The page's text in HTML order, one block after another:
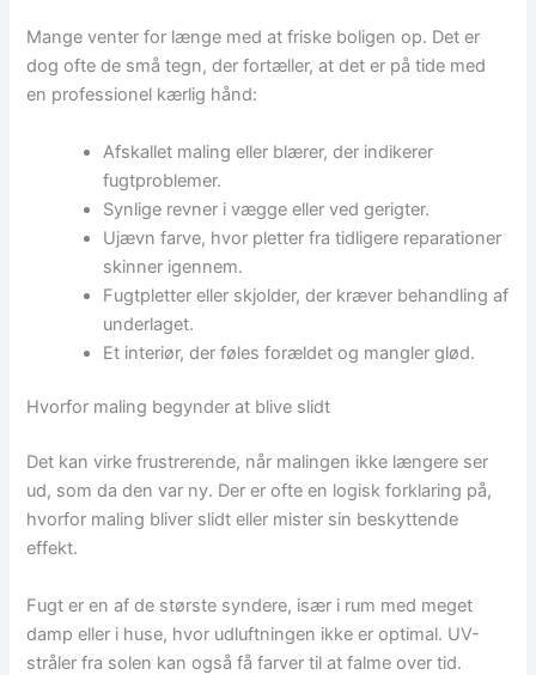
Mange venter for længe med at friske boligen op. Det er
dog ofte de små tegn, der fortæller, at det er på tide med
en professionel kærlig hånd:
Afskallet maling eller blærer, der indikerer
fugtproblemer.
Synlige revner i vægge eller ved gerigter.
Ujævn farve, hvor pletter fra tidligere reparationer
skinner igennem.
Fugtpletter eller skjolder, der kræver behandling af
underlaget.
Et interiør, der føles forældet og mangler glød.
Hvorfor maling begynder at blive slidt
Det kan virke frustrerende, når malingen ikke længere ser
ud, som da den var ny. Der er ofte en logisk forklaring på,
hvorfor maling bliver slidt eller mister sin beskyttende
effekt.
Fugt er en af de største syndere, især i rum med meget
damp eller i huse, hvor udluftningen ikke er optimal. UV-
stråler fra solen kan også få farver til at falme over tid.